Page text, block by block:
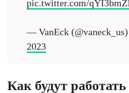
pic.twitter.com/
— VanEck (@vaneck_us)
2023
Как будут